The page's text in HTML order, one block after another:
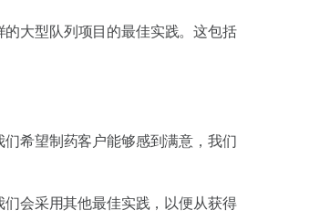
大型队列项目的最佳实践。这包括
希望制药客户能够感到满意，我们
会采用其他最佳实践，以便从获得